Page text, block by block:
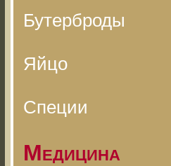
Бутерброды
Яйцо
Специи
Медицина